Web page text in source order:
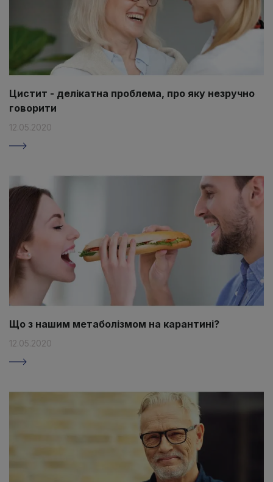
Цистит - делікатна проблема, про яку незручно
говорити
12.05.2020
Що з нашим метаболізмом на карантині?
12.05.2020